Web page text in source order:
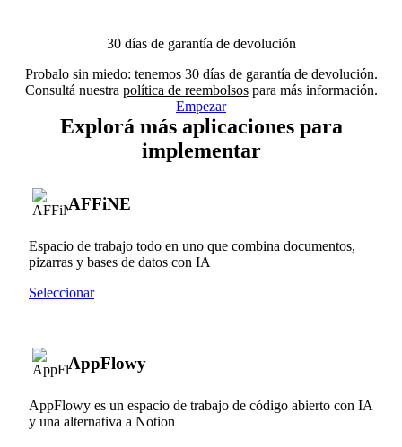
30 días de garantía de devolución
Probalo sin miedo: tenemos 30 días de garantía de devolución.
Consultá nuestra política de reembolsospara más información.
Empezar
Explorá más aplicaciones para
implementar
AFFiNE
Espacio de trabajo todo en uno que combina documentos,
pizarras y bases de datos con IA
Seleccionar
AppFlowy
AppFlowy es un espacio de trabajo de código abierto con IA
y una alternativa a Notion